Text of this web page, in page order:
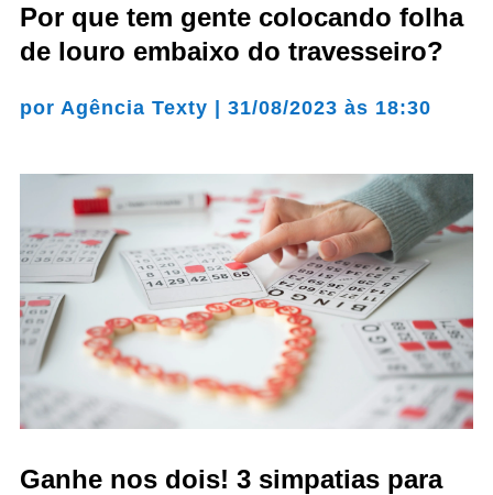
Por que tem gente colocando folha
de louro embaixo do travesseiro?
por Agência Texty | 31/08/2023 às 18:30
Ganhe nos dois! 3 simpatias para